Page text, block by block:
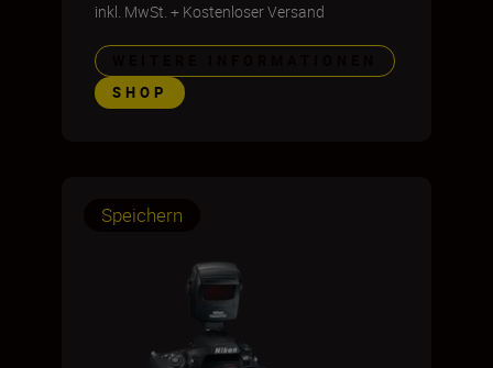
inkl. MwSt. + Kostenloser Versand
SHOP
Speichern